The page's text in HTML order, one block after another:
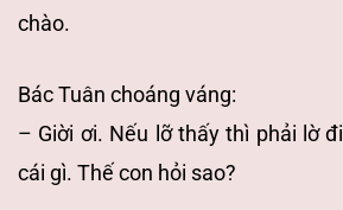
chào.
Bác Tuân choáng váng:
– Giời ơi. Nếu lỡ thấy thì phải lờ
cái gì. Thế con hỏi sao?